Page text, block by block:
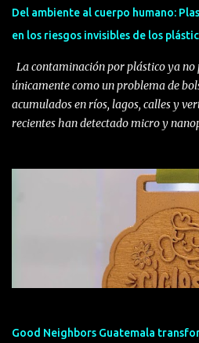
trabajó en la industria de grasas y
le permitió conocer de cerca el sector
Del ambiente al cuerpo humano:
en los riesgos invisibles de los
La contaminación por plástico ya no
únicamente como un problema de
acumulados en ríos, lagos, calles y
recientes han detectado micro y
consecuencias a largo plazo sobre la
en Australia Occidental en 2011,
pequeño grupo de personas
plásticos desechables durante julio.
iniciativa local se transformó en un
promueve cambios permanentes en
marco de Plastic Free July, Rescue
consumo de plásticos de un solo uso
Good Neighbors Guatemala